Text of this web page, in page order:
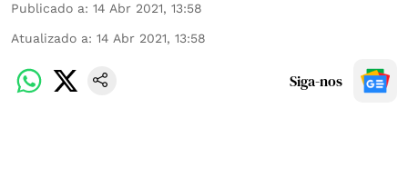
Publicado a: 14 Abr 2021, 13:58
Atualizado a: 14 Abr 2021, 13:58
Siga-nos